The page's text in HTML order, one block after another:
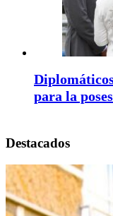
para la
Destacados